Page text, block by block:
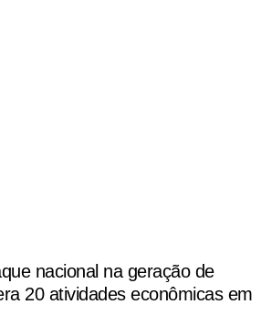
nacional na geração de
20 atividades econômicas em